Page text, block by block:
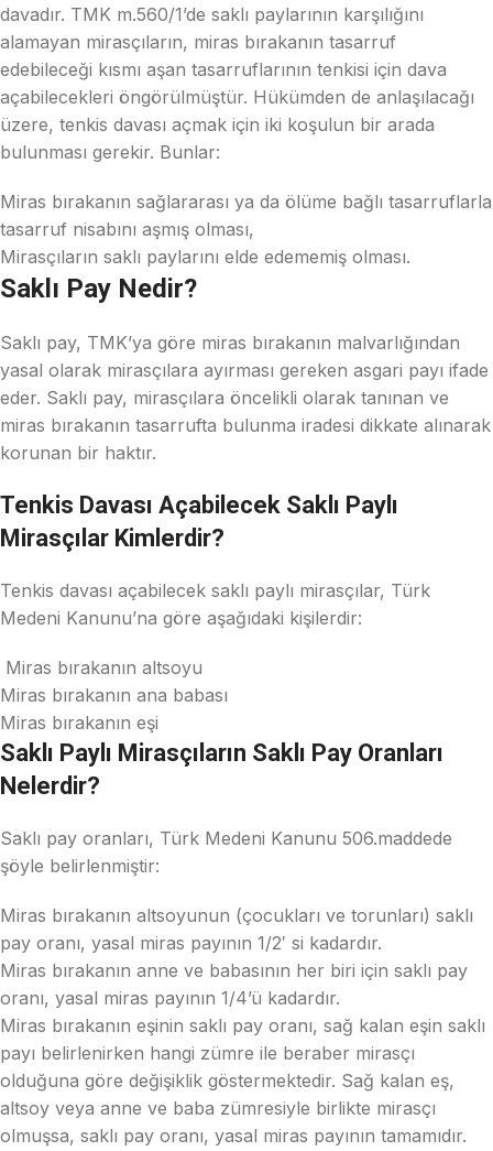
davadır. TMK m.560/1’de saklı paylarının karşılığını
alamayan mirasçıların, miras bırakanın tasarruf
edebileceği kısmı aşan tasarruflarının tenkisi için dava
açabilecekleri öngörülmüştür. Hükümden de anlaşılacağı
üzere, tenkis davası açmak için iki koşulun bir arada
bulunması gerekir. Bunlar:
Miras bırakanın sağlararası ya da ölüme bağlı tasarruflarla
tasarruf nisabını aşmış olması,
Mirasçıların saklı paylarını elde edememiş olması.
Saklı Pay Nedir?
Saklı pay, TMK’ya göre miras bırakanın malvarlığından
yasal olarak mirasçılara ayırması gereken asgari payı ifade
eder. Saklı pay, mirasçılara öncelikli olarak tanınan ve
miras bırakanın tasarrufta bulunma iradesi dikkate alınarak
korunan bir haktır.
Tenkis Davası Açabilecek Saklı Paylı
Mirasçılar Kimlerdir?
Tenkis davası açabilecek saklı paylı mirasçılar, Türk
Medeni Kanunu’na göre aşağıdaki kişilerdir:
Miras bırakanın altsoyu
Miras bırakanın ana babası
Miras bırakanın eşi
Saklı Paylı Mirasçıların Saklı Pay Oranları
Nelerdir?
Saklı pay oranları, Türk Medeni Kanunu 506.maddede
şöyle belirlenmiştir:
Miras bırakanın altsoyunun (çocukları ve torunları) saklı
pay oranı, yasal miras payının 1/2′ si kadardır.
Miras bırakanın anne ve babasının her biri için saklı pay
oranı, yasal miras payının 1/4’ü kadardır.
Miras bırakanın eşinin saklı pay oranı, sağ kalan eşin saklı
payı belirlenirken hangi zümre ile beraber mirasçı
olduğuna göre değişiklik göstermektedir. Sağ kalan eş,
altsoy veya anne ve baba zümresiyle birlikte mirasçı
olmuşsa, saklı pay oranı, yasal miras payının tamamıdır.